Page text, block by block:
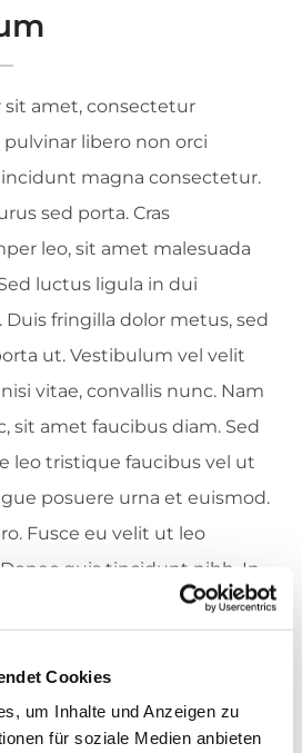
Cookies
um Inhalte und Anzeigen zu
für soziale Medien anbieten
sit amet, consectetur
pulvinar libero non orci
magna consectetur.
sed porta. Cras
leo, sit amet malesuada
luctus ligula in dui
fringilla dolor metus, sed
ut. Vestibulum vel velit
vitae, convallis nunc. Nam
sit amet faucibus diam. Sed
leo tristique faucibus vel ut
posuere urna et euismod.
Fusce eu velit ut leo
quis tincidunt nibh. In
pellentesque.